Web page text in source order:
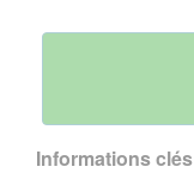
Informations clés